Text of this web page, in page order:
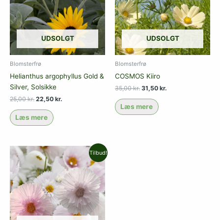
UDSOLGT
Blomsterfrø
Helianthus argophyllus Gold &
Silver, Solsikke
25,00kr. 22,50 kr.
Læs mere
UDSOLGT
Blomsterfrø
COSMOS Kiiro
35,00kr. 31,50 kr.
Læs mere
Tilbud!
Den
oprindelige
pris
var:
35,00 kr..
aktuelle
pris
er:
31,50 kr..